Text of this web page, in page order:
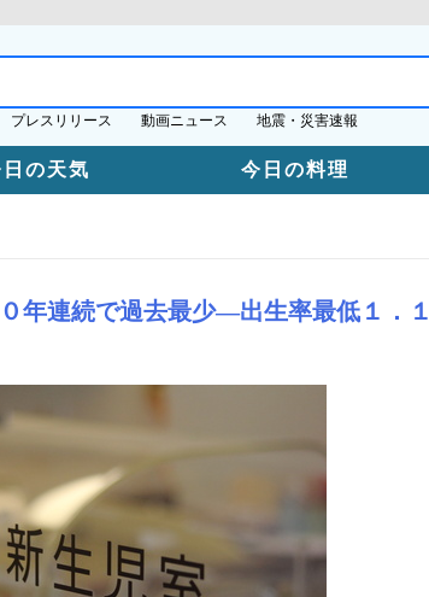
プレスリリース 動画ニュース 地震・災害速報
の天気 今日の料理
年連続で過去最少―出生率最低１．１